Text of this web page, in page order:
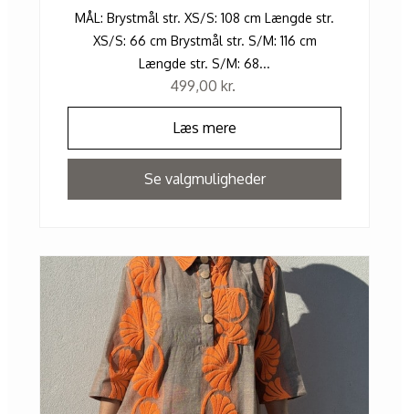
MÅL: Brystmål str. XS/S: 108 cm Længde str.
XS/S: 66 cm Brystmål str. S/M: 116 cm
Længde str. S/M: 68...
499,00 kr.
Læs mere
Se valgmuligheder